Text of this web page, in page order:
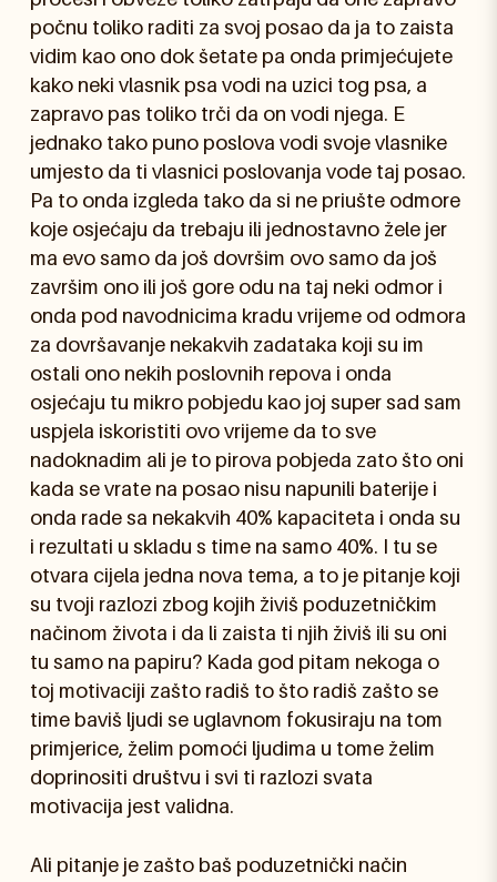
počnu toliko raditi za svoj posao da ja to zaista
vidim kao ono dok šetate pa onda primjećujete
kako neki vlasnik psa vodi na uzici tog psa, a
zapravo pas toliko trči da on vodi njega. E
jednako tako puno poslova vodi svoje vlasnike
umjesto da ti vlasnici poslovanja vode taj posao.
Pa to onda izgleda tako da si ne priušte odmore
koje osjećaju da trebaju ili jednostavno žele jer
ma evo samo da još dovršim ovo samo da još
završim ono ili još gore odu na taj neki odmor i
onda pod navodnicima kradu vrijeme od odmora
za dovršavanje nekakvih zadataka koji su im
ostali ono nekih poslovnih repova i onda
osjećaju tu mikro pobjedu kao joj super sad sam
uspjela iskoristiti ovo vrijeme da to sve
nadoknadim ali je to pirova pobjeda zato što oni
kada se vrate na posao nisu napunili baterije i
onda rade sa nekakvih 40% kapaciteta i onda su
i rezultati u skladu s time na samo 40%. I tu se
otvara cijela jedna nova tema, a to je pitanje koji
su tvoji razlozi zbog kojih živiš poduzetničkim
načinom života i da li zaista ti njih živiš ili su oni
tu samo na papiru? Kada god pitam nekoga o
toj motivaciji zašto radiš to što radiš zašto se
time baviš ljudi se uglavnom fokusiraju na tom
primjerice, želim pomoći ljudima u tome želim
doprinositi društvu i svi ti razlozi svata
motivacija jest validna.
Ali pitanje je zašto baš poduzetnički način